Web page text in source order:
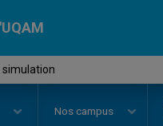
simulation
Nos campus